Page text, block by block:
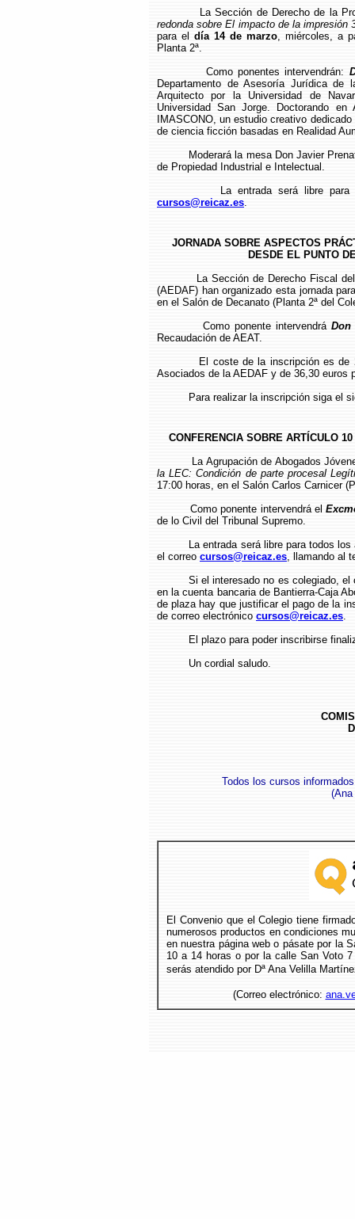
La Sección de Derecho de la
redonda sobre El impacto de la impresión
para el día 14 de marzo, miércoles, a
Planta 2ª.
Como ponentes intervendrán:
Departamento de Asesoría Jurídica de
Arquitecto por la Universidad de
Universidad San Jorge. Doctorando
IMASCONO, un estudio creativo
de ciencia ficción basadas en Realidad
Moderará la mesa Don Javier
de Propiedad Industrial e Intelectual.
La entrada será libre
cursos@reicaz.es.
JORNADA SOBRE ASPECTOS
DESDE EL PUNTO
La Sección de Derecho Fiscal
(AEDAF) han organizado esta jornada
en el Salón de Decanato (Planta 2ª del
Como ponente intervendrá Don
Recaudación de AEAT.
El coste de la inscripción es
Asociados de la AEDAF y de 36,30 euros
Para realizar la inscripción siga el
CONFERENCIA SOBRE ARTÍCULO
La Agrupación de Abogados
la LEC: Condición de parte procesal
17:00 horas, en el Salón Carlos Carnicer
Como ponente intervendrá el
de lo Civil del Tribunal Supremo.
La entrada será libre para todos
el correo cursos@reicaz.es, llamando al
Si el interesado no es colegiado, el
en la cuenta bancaria de Bantierra-Caja
de plaza hay que justificar el pago de la
de correo electrónico cursos@reicaz.es.
El plazo para poder inscribirse
Un cordial saludo.
Todos los cursos
(Ana
El Convenio que el Colegio tiene
numerosos productos en condiciones
en nuestra página web o pásate por la
10 a 14 horas o por la calle San Voto
serás atendido por Dª Ana Velilla
(Correo electrónico: